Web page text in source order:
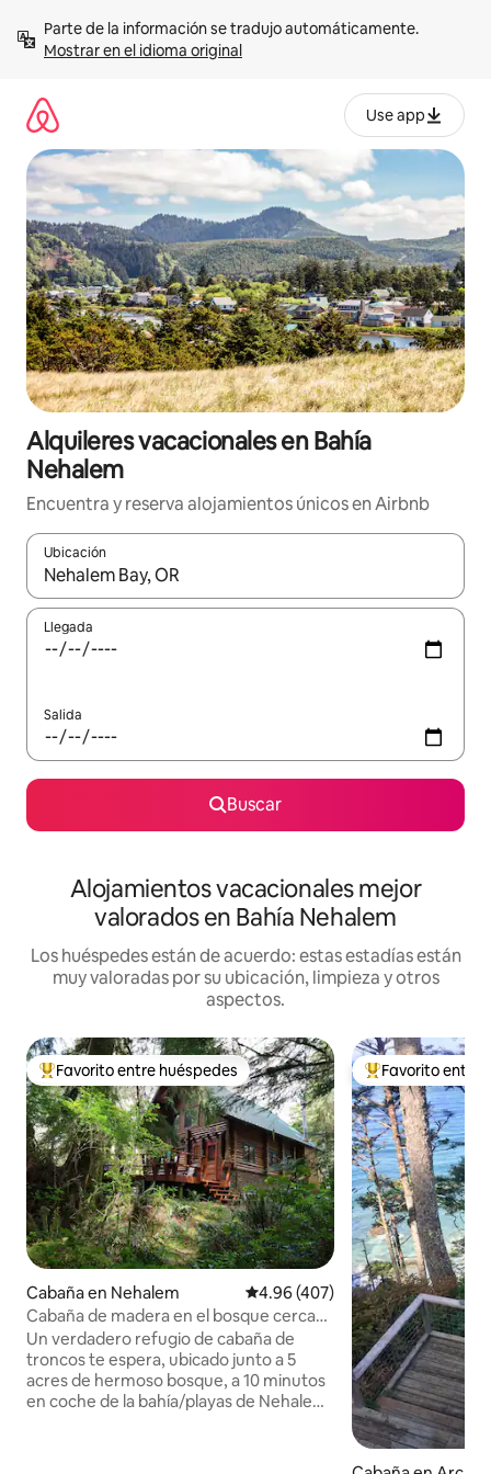
contenidoMostrar en el idioma original
Use app
Alquileres vacacionales en Bahía
Nehalem
Encuentra y reserva alojamientos únicos en Airbnb
Ubicación
Cuando los resultados estén disponibles, navega con las
Llegada
Salida
Buscar
Alojamientos vacacionales mejor
valorados en Bahía Nehalem
Los huéspedes están de acuerdo: estas estadías están
muy valoradas por su ubicación, limpieza y otros
aspectos.
Favorito entre huéspedes preferido
Favorito entre huéspedes
Cabaña en Nehalem Calificación promedio: 4.96 de
4.96 (407)
Cabaña de madera en el bosque cerca
del río/bahía/mar
Un verdadero refugio de cabaña de
troncos te espera, ubicado junto a 5
acres de hermoso bosque, a 10 minutos
en coche de la bahía/playas de Nehalem,
Favorito entre
Favorito entre